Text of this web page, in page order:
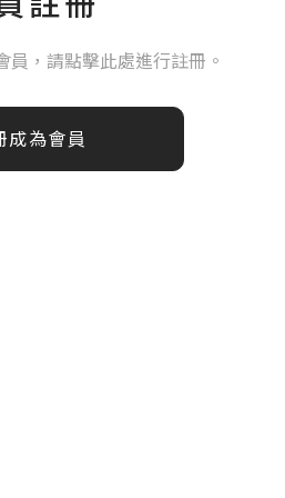
員，請點擊此處進行註冊。
成為會員